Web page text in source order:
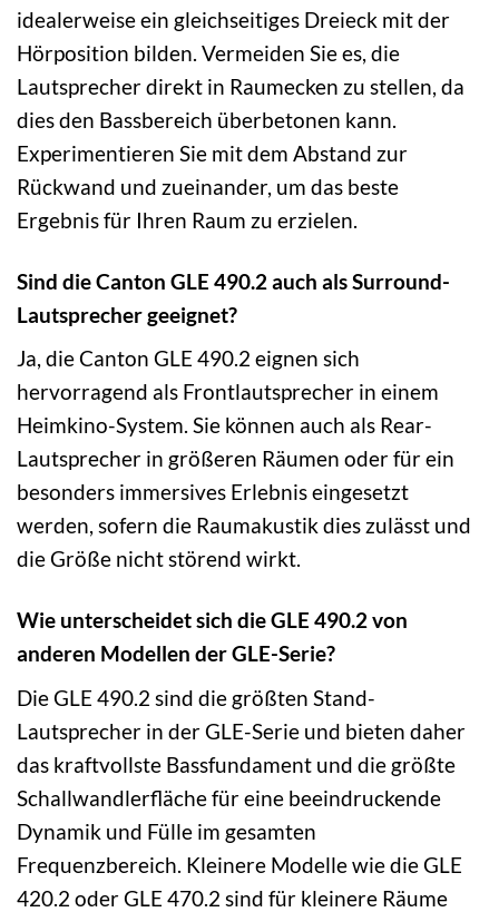
idealerweise ein gleichseitiges Dreieck mit der
Hörposition bilden. Vermeiden Sie es, die
Lautsprecher direkt in Raumecken zu stellen, da
dies den Bassbereich überbetonen kann.
Experimentieren Sie mit dem Abstand zur
Rückwand und zueinander, um das beste
Ergebnis für Ihren Raum zu erzielen.
Sind die Canton GLE 490.2 auch als Surround-
Lautsprecher geeignet?
Ja, die Canton GLE 490.2 eignen sich
hervorragend als Frontlautsprecher in einem
Heimkino-System. Sie können auch als Rear-
Lautsprecher in größeren Räumen oder für ein
besonders immersives Erlebnis eingesetzt
werden, sofern die Raumakustik dies zulässt und
die Größe nicht störend wirkt.
Wie unterscheidet sich die GLE 490.2 von
anderen Modellen der GLE-Serie?
Die GLE 490.2 sind die größten Stand-
Lautsprecher in der GLE-Serie und bieten daher
das kraftvollste Bassfundament und die größte
Schallwandlerfläche für eine beeindruckende
Dynamik und Fülle im gesamten
Frequenzbereich. Kleinere Modelle wie die GLE
420.2 oder GLE 470.2 sind für kleinere Räume